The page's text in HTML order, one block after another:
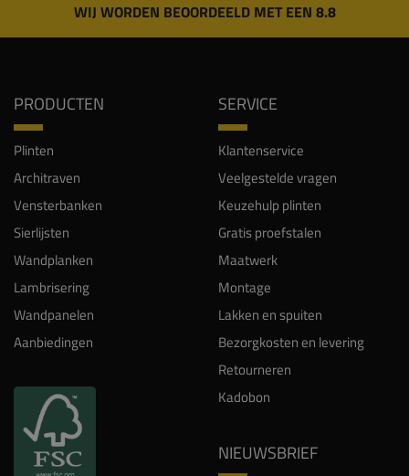
WIJ WORDEN BEOORDEELD MET EEN 8.8
PRODUCTEN
Plinten
Architraven
Vensterbanken
Sierlijsten
Wandplanken
Lambrisering
Wandpanelen
Aanbiedingen
SERVICE
Klantenservice
Veelgestelde vragen
Keuzehulp plinten
Gratis proefstalen
Maatwerk
Montage
Lakken en spuiten
Bezorgkosten en levering
Retourneren
Kadobon
NIEUWSBRIEF